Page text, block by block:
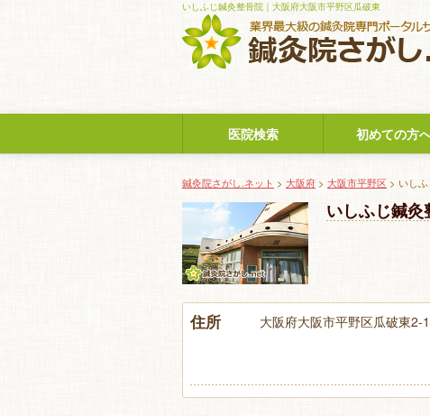
いしふじ鍼灸整骨院｜大阪府大阪市平野区瓜破東
医院検索 初めての方
鍼灸院さがし.ネット > 大阪府 > 大阪市平野区 > いし
いしふじ鍼灸
住所 大阪府大阪市平野区瓜破東2-